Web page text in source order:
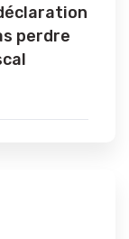
perdre